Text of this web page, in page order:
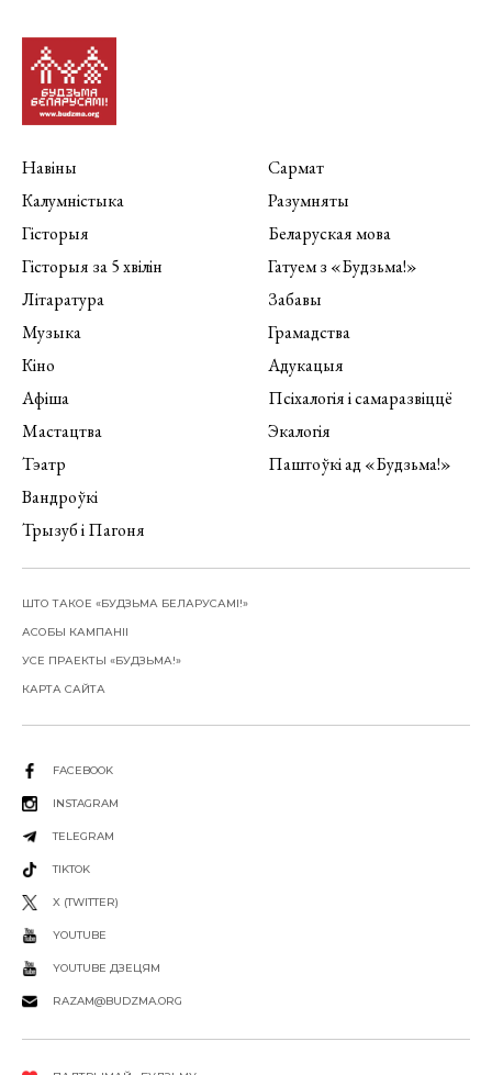
Навіны
Калумністыка
Гісторыя
Гісторыя за 5 хвілін
Літаратура
Музыка
Кіно
Афіша
Мастацтва
Тэатр
Вандроўкі
Трызуб і Пагоня
Сармат
Разумняты
Беларуская мова
Гатуем з «Будзьма!»
Забавы
Грамадства
Адукацыя
Псіхалогія і самаразвіццё
Экалогія
Паштоўкі ад «Будзьма!»
ШТО ТАКОЕ «БУДЗЬМА БЕЛАРУСАМІ!»
АСОБЫ КАМПАНІІ
УСЕ ПРАЕКТЫ «БУДЗЬМА!»
КАРТА САЙТА
FACEBOOK
INSTAGRAM
TELEGRAM
TIKTOK
X (TWITTER)
YOUTUBE
YOUTUBE ДЗЕЦЯМ
RAZAM@BUDZMA.ORG